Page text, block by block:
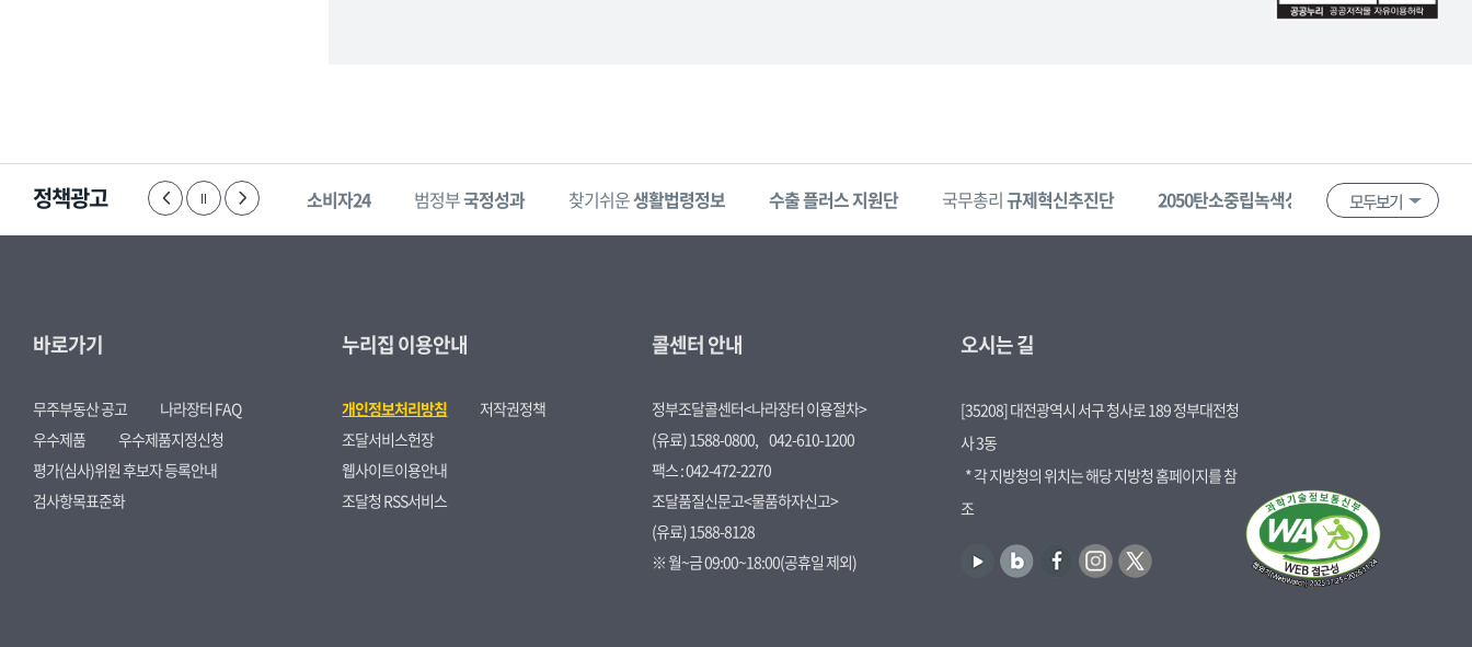
정책광고
한눈에 보는경제 부패·공익신고 소비자24 범정부국정성과 찾기쉬운생활법령정보 수출 플러스 지원단 국무총리규제혁신추진단 2050탄소중립녹색성장위원회 혁신제
모두보기
바로가기
무주부동산 공고
나라장터 FAQ
우수제품
우수제품지정신청
평가(심사)위원 후보자 등록안내
검사항목표준화
누리집 이용안내
개인정보처리방침
저작권정책
조달서비스헌장
웹사이트이용안내
조달청 RSS서비스
콜센터 안내
정부조달콜센터<나라장터 이용절차>
(유료) 1588-0800, 042-610-1200
팩스 : 042-472-2270
조달품질신문고<물품하자신고>
(유료) 1588-8128
※ 월~금 09:00~18:00(공휴일 제외)
오시는 길
[35208] 대전광역시 서구 청사로 189 정부대전청
사 3동
* 각 지방청의 위치는 해당 지방청 홈페이지를 참
조
유
블
로
페
인
스
트
위